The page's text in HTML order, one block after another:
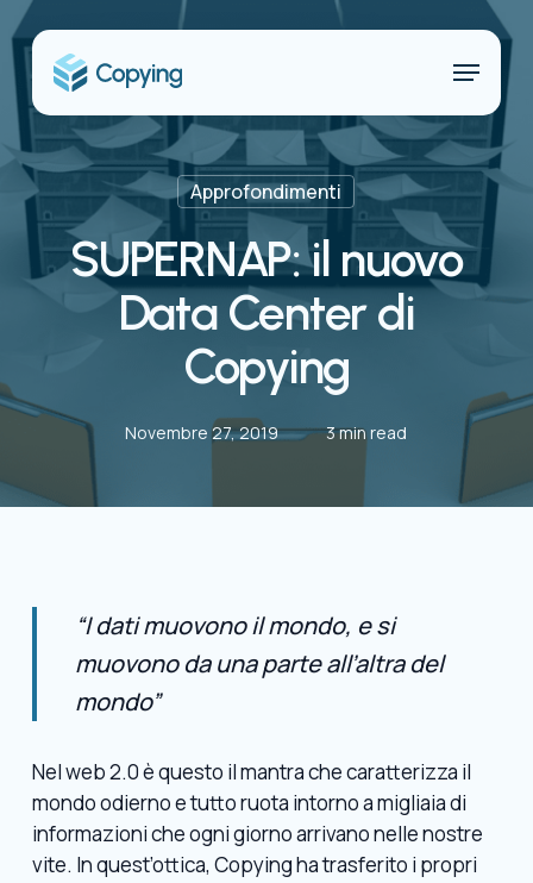
Skip
to
main
content
Menu
Approfondimenti
SUPERNAP: il nuovo
Data Center di
Copying
Novembre 27, 2019 3 min read
“I dati muovono il mondo, e si
muovono da una parte all’altra del
mondo”
Nel web 2.0 è questo il mantra che caratterizza il
mondo odierno e tutto ruota intorno a migliaia di
informazioni che ogni giorno arrivano nelle nostre
vite. In quest’ottica, Copying ha trasferito i propri